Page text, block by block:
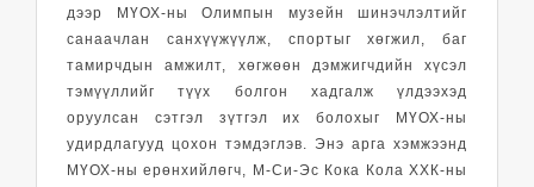
дээр МҮОХ-ны Олимпын музейн шинэчлэлтийг
санаачлан санхүүжүүлж, спортыг хөгжил, баг
тамирчдын амжилт, хөгжөөн дэмжигчдийн хүсэл
тэмүүллийг түүх болгон хадгалж үлдээхэд
оруулсан сэтгэл зүтгэл их болохыг МҮОХ-ны
удирдлагууд цохон тэмдэглэв. Энэ арга хэмжээнд
МҮОХ-ны ерөнхийлөгч, М-Си-Эс Кока Кола ХХК-ны